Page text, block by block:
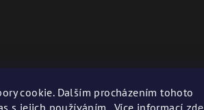
cookie. Dalším procházením tohoto
s jejich používáním.. Více informací zde